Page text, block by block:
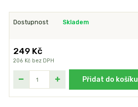
Dostupnost Skladem
249 Kč
206 Kč bez DPH
Přidat do košíku